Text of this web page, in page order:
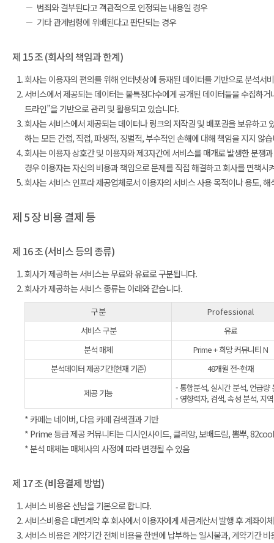
범죄와 결부된다고 객관적으로 인정되는 내용일 경우
기타 관계법령에 위배된다고 판단되는 경우
제 15 조 (회사의 책임과 한계)
회사는 이용자의 편의를 위해 인터넷상에 등재된 데이터를 기반으로 분석서
서비스에서 제공되는 데이터는 불특정다수에게 공개된 데이터들을 수집하
드라인”을 기반으로 관리 및 활용되고 있습니다.
회사는 서비스에서 제공되는 데이터나 링크의 저작권 및 배포권을 보유하고
하는 모든 간접, 직접, 파생적, 징벌적, 부수적인 손해에 대해 책임을 지지 않
회사는 이용자 상호간 및 이용자와 제3자간에 서비스를 매개로 발생한 분쟁
경우 이용자는 자신의 비용과 책임으로 문제를 직접 해결하고 회사를 면책
회사는 서비스 인프라 제공업체로서 이용자의 서비스 사용 목적이나 용도,
제 5 장 비용 결제 등
제 16 조 (서비스 등의 종류)
회사가 제공하는 서비스는 무료와 유료로 구분됩니다.
회사가 제공하는 서비스 종류는 아래와 같습니다.
구분
Professional
서비스 구분
유료
분석 매체
Prime + 희망 커뮤니티 N
분석데이터 제공기간(현재 기준)
48개월 전~현재
제공 기능
- 통합분석, 실시간 분석, 언급량
- 영향력자, 검색, 속성 분석, 지
* 카페는 네이버, 다음 카페 검색결과 기반
* Prime 등급 제공 커뮤니티는 디시인사이드, 클리앙, 보배드림, 뽐뿌,
* 분석 매체는 매체사의 사정에 따라 변경될 수 있음
제 17 조 (비용결제 방법)
서비스 비용은 선납을 기본으로 합니다.
서비스비용은 대면계약 후 회사에서 이용자에게 세금계산서 발행 후 계좌이
서비스 비용은 계약기간 전체 비용을 한번에 납부하는 일시불과, 계약기간